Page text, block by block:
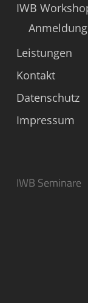
IWB
Leistungen
Kontakt
Datenschutz
Impressum
IWB Seminare